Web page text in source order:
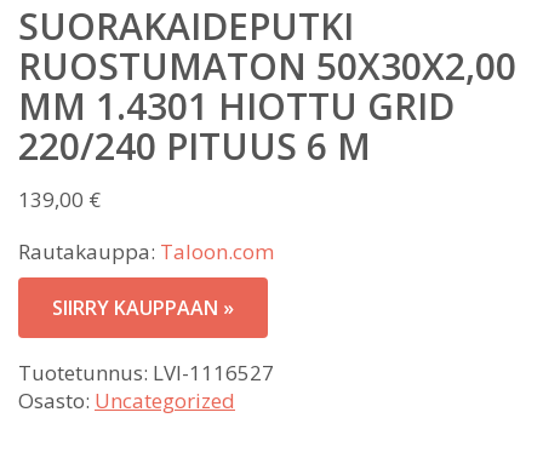
SUORAKAIDEPUTKI
RUOSTUMATON 50X30X2,00
MM 1.4301 HIOTTU GRID
220/240 PITUUS 6 M
139,00 €
Rautakauppa: Taloon.com
SIIRRY KAUPPAAN »
Tuotetunnus: LVI-1116527
Osasto: Uncategorized